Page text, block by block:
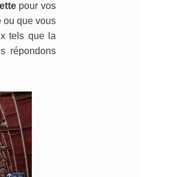
pour vos
ou que vous
tels que la
répondons